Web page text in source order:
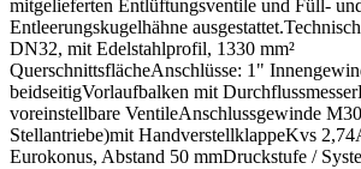
mitgelieferten Entlüftungsventile und Füll-
Entleerungskugelhähne
DN32, mit Edelstahlprofil, 1330 mm²
QuerschnittsflächeAnschlüsse: 1"
beidseitigVorlaufbalken mit
voreinstellbare VentileAnschlussgewinde
Stellantriebe)mit HandverstellklappeKvs
Eurokonus, Abstand 50 mmDruckstufe /